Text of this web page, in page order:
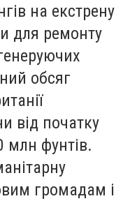
на екстрену
для ремонту
обсяг
від початку
млн фунтів.
громадам і